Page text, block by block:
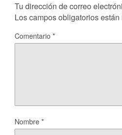
Tu dirección de correo
Los campos obligatorios
Comentario*
Nombre*